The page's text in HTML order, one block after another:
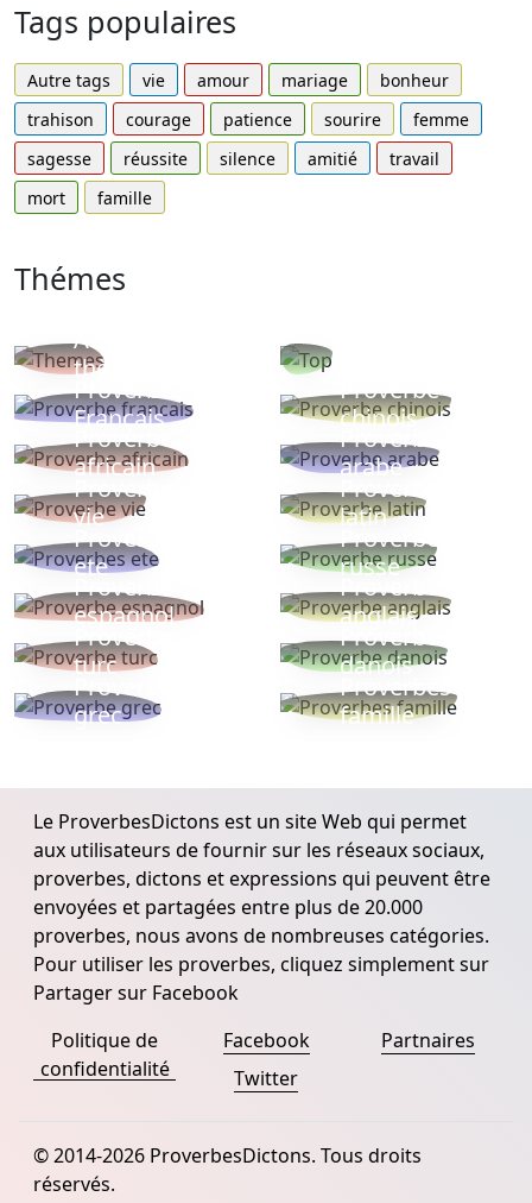
Tags populaires
Autre tags vie amour mariage
bonheur
trahison
courage patience sourire
femme
sagesse
réussite silence amitié
travail
mort
famille
Thémes
Autres
thèmes
Proverbe
Français
Proverbe
chinois
Proverbe
africain
Proverbe
arabe
Proverbe
vie
Proverbe
latin
Proverbes
ete
Proverbe
russe
Proverbe
espagnol
Proverbe
anglais
Proverbe
turc
Proverbe
danois
Proverbe
grec
Proverbes
famille
Le ProverbesDictons est un site Web qui permet
aux utilisateurs de fournir sur les réseaux sociaux,
proverbes, dictons et expressions qui peuvent être
envoyées et partagées entre plus de 20.000
proverbes, nous avons de nombreuses catégories.
Pour utiliser les proverbes, cliquez simplement sur
Partager sur Facebook
Politique de
confidentialité
Facebook
Twitter
Partnaires
© 2014-2026 ProverbesDictons. Tous droits
réservés.